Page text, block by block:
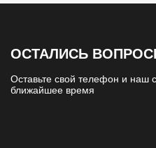
ОСТАЛИСЬ
Оставьте свой телефон и наш
ближайшее время